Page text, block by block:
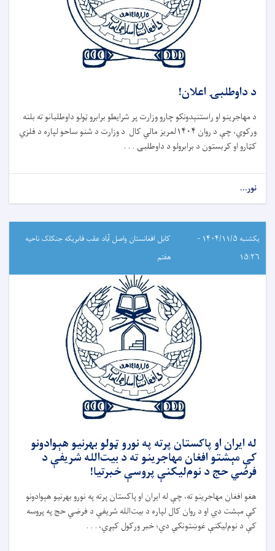
د داوطلبۍ اعلان!
د مهاجرینو او راستنېدونکو چارو وزارت پر شرایطو برابرو ټولو داوطلبانو ته بلنه
ورکوي، چې د روان ۱۴۰۴لمریز مالي کال د وزارت د شنو ساحو لپاره د فلزي
کټارو او کربستون د برابرولو د داوطلبۍ . . .
نور...
یکشنبه ۱۴۰۴/۱۱/۵ -
۱۵:۲۶
کابل افغانستان واصل آباد عقب فابریکه جنکلک ناحیه
هفتم
له ایران او پاکستان پرته په نورو ټولو بهرنیو هېوادونو
کې مېشتو افغان مهاجرینو ته د بیت‌الله شریفې د
فرضي حج د نوم‌لیکنې پروسې خبرتیا!
هغو افغان مهاجرینو ته، چې له ایران او پاکستان پرته په نورو بهرنیو هېوادونو
کې مېشت دي او د روان کال لپاره د بیت‌الله شریفې د فرضي حج په پروسه
کې د نوم‌لیکنې غوښتونکي دي؛ خبر ورکول کېږي، . . .